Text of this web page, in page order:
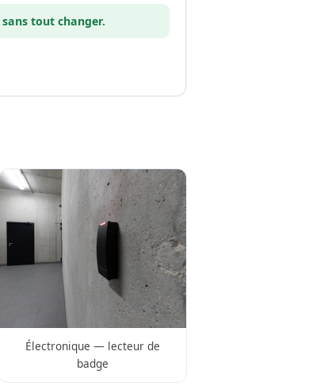
sans tout changer.
Électronique — lecteur de
badge